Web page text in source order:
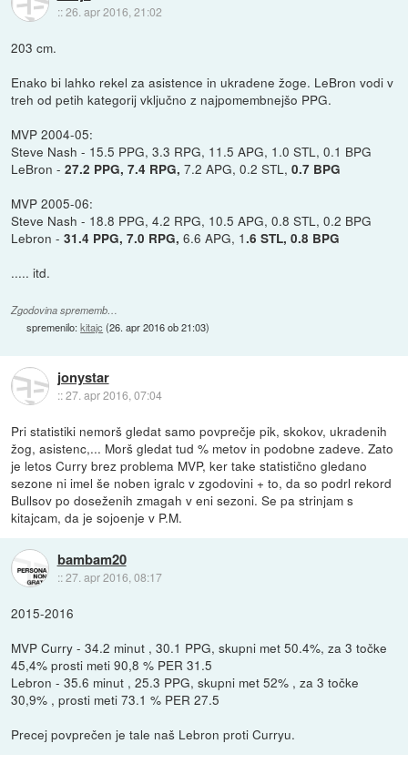
::26. apr 2016, 21:02
203 cm.
Enako bi lahko rekel za asistence in ukradene žoge. LeBron vodi v
treh od petih kategorij vključno z najpomembnejšo PPG.
MVP 2004-05:
Steve Nash - 15.5 PPG, 3.3 RPG, 11.5 APG, 1.0 STL, 0.1 BPG
LeBron -27.2 PPG, 7.4 RPG, 7.2 APG, 0.2 STL, 0.7 BPG
MVP 2005-06:
Steve Nash - 18.8 PPG, 4.2 RPG, 10.5 APG, 0.8 STL, 0.2 BPG
Lebron -31.4 PPG, 7.0 RPG, 6.6 APG, 1.6 STL, 0.8 BPG
..... itd.
Zgodovina sprememb…
spremenilo:kitajc (26. apr 2016 ob 21:03)
jonystar
::27. apr 2016, 07:04
Pri statistiki nemorš gledat samo povprečje pik, skokov, ukradenih
žog, asistenc,... Morš gledat tud % metov in podobne zadeve. Zato
je letos Curry brez problema MVP, ker take statistično gledano
sezone ni imel še noben igralc v zgodovini + to, da so podrl rekord
Bullsov po doseženih zmagah v eni sezoni. Se pa strinjam s
kitajcam, da je sojoenje v P.M.
bambam20
::27. apr 2016, 08:17
2015-2016
MVP Curry - 34.2 minut , 30.1 PPG, skupni met 50.4%, za 3 točke
45,4% prosti meti 90,8 % PER 31.5
Lebron - 35.6 minut , 25.3 PPG, skupni met 52% , za 3 točke
30,9% , prosti meti 73.1 % PER 27.5
Precej povprečen je tale naš Lebron proti Curryu.